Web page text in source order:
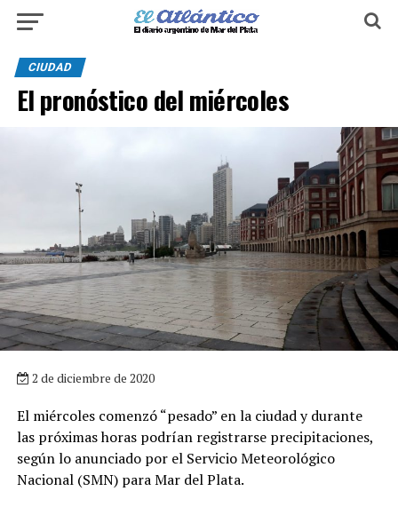
CIUDAD
El pronóstico del miércoles
2 de diciembre de 2020
El miércoles comenzó “pesado” en la ciudad y durante
las próximas horas podrían registrarse precipitaciones,
según lo anunciado por el Servicio Meteorológico
Nacional (SMN) para Mar del Plata.